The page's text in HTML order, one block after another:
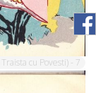
cu Povesti) - 7